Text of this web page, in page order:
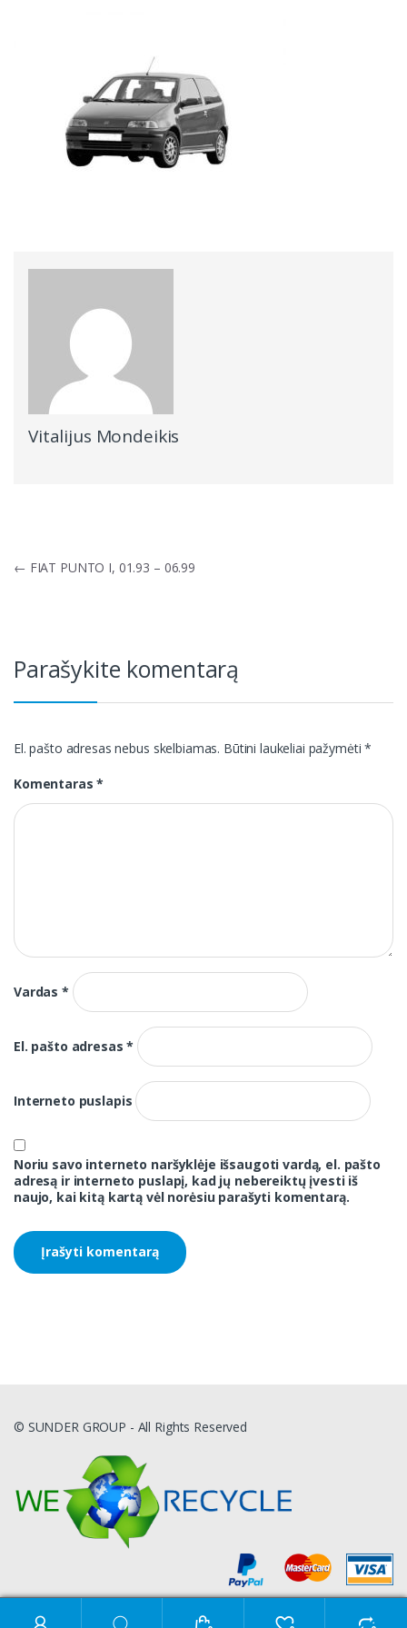
Vitalijus Mondeikis
Navigacija
← FIAT PUNTO I, 01.93 – 06.99
Parašykite komentarą
El. pašto adresas nebus skelbiamas. Būtini laukeliai pažymėti*
Komentaras*
Vardas*
El. pašto adresas*
Interneto puslapis
Noriu savo interneto naršyklėje išsaugoti vardą, el. pašto
adresą ir interneto puslapį, kad jų nebereiktų įvesti iš
naujo, kai kitą kartą vėl norėsiu parašyti komentarą.
© SUNDER GROUP - All Rights Reserved
Ieškoti: